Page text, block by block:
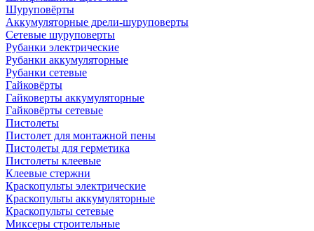
Шуруповёрты
Аккумуляторные дрели-шуруповерты
Сетевые шуруповерты
Рубанки электрические
Рубанки аккумуляторные
Рубанки сетевые
Гайковёрты
Гайковерты аккумуляторные
Гайковёрты сетевые
Пистолеты
Пистолет для монтажной пены
Пистолеты для герметика
Пистолеты клеевые
Клеевые стержни
Краскопульты электрические
Краскопульты аккумуляторные
Краскопульты сетевые
Миксеры строительные